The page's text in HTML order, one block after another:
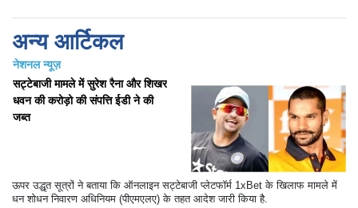
अन्य आर्टिकल
नेशनल न्यूज़
सट्टेबाजी मामले में सुरेश रैना और शिखर
धवन की करोड़ो की संपत्ति ईडी ने की
जब्त
ऊपर उद्धृत सूत्रों ने बताया कि ऑनलाइन सट्टेबाजी प्लेटफॉर्म 1xBet के खिलाफ मामले में
धन शोधन निवारण अधिनियम (पीएमएलए) के तहत आदेश जारी किया है.